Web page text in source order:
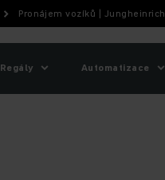
Pronájem vozíků | Jungheinrich
Regály Automatizace